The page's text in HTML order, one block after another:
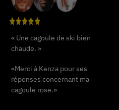
« Une cagoule de ski bien
chaude. »
«Merci à Kenza pour ses
réponses concernant ma
cagoule rose.»